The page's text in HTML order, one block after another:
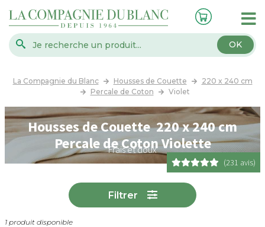
OK
La Compagnie du Blanc Housses de Couette
220 x 240 cm
Percale de Coton
Violet
Housses de Couette 220 x 240 cm
Percale de Coton Violette
Frais et doux
(231 avis)
Filtrer
1 produit disponible